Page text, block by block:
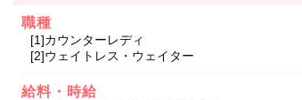
職種
[1]カウンターレディ
[2]ウェイトレス・ウェイター
給料・時給